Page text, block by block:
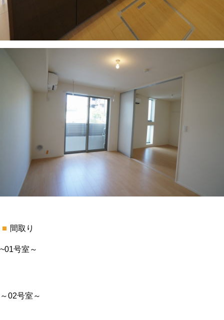
間取り
~01号室～
～02号室～